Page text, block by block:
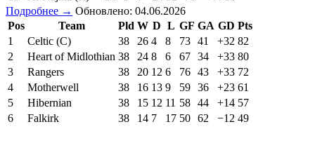
Подробнее → Обновлено: 04.06.2026
Pos
Team Pld W D L GF GA GD Pts
1
Celtic (C) 38 26 4 8 73 41 +32 82
2
Heart of Midlothian 38 24 8 6 67 34 +33 80
3
Rangers 38 20 12 6 76 43 +33 72
4
Motherwell 38 16 13 9 59 36 +23 61
5
Hibernian 38 15 12 11 58 44 +14 57
6
Falkirk 38 14 7 17 50 62 −12 49